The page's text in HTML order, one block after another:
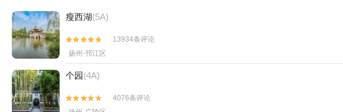
瘦西湖(5A)


13934条评论
扬州·邗江区
个园(4A)


4076条评论